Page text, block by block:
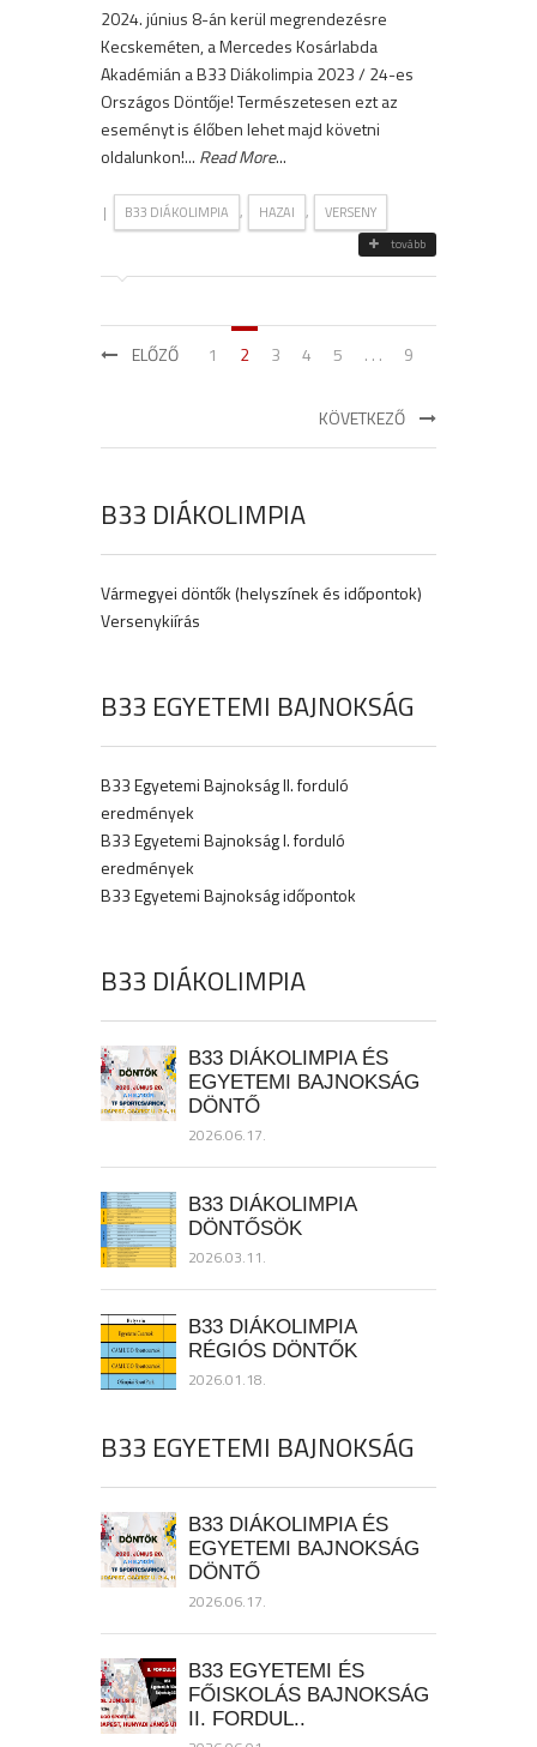
2024. június 8-án kerül megrendezésre
Kecskeméten, a Mercedes Kosárlabda
Akadémián a B33 Diákolimpia 2023 / 24-es
Országos Döntője! Természetesen ezt az
eseményt is élőben lehet majd követni
oldalunkon!... Read More...
| B33 DIÁKOLIMPIA , HAZAI , VERSENY
tovább
ELŐZŐ 1 2 3 4 5 . . . 9
KÖVETKEZŐ
B33 DIÁKOLIMPIA
Vármegyei döntők (helyszínek és időpontok)
Versenykiírás
B33 EGYETEMI BAJNOKSÁG
B33 Egyetemi Bajnokság II. forduló
eredmények
B33 Egyetemi Bajnokság I. forduló
eredmények
B33 Egyetemi Bajnokság időpontok
B33 DIÁKOLIMPIA
B33 DIÁKOLIMPIA ÉS
EGYETEMI BAJNOKSÁG
DÖNTŐ
2026.06.17.
B33 DIÁKOLIMPIA
DÖNTŐSÖK
2026.03.11.
B33 DIÁKOLIMPIA
RÉGIÓS DÖNTŐK
2026.01.18.
B33 EGYETEMI BAJNOKSÁG
B33 DIÁKOLIMPIA ÉS
EGYETEMI BAJNOKSÁG
DÖNTŐ
2026.06.17.
B33 EGYETEMI ÉS
FŐISKOLÁS BAJNOKSÁG
II. FORDUL..